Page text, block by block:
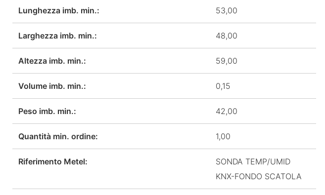
Lunghezza imb. min.: 53,00
Larghezza imb. min.: 48,00
Altezza imb. min.: 59,00
Volume imb. min.: 0,15
Peso imb. min.: 42,00
Quantità min. ordine: 1,00
Riferimento Metel:
SONDA TEMP/UMID
KNX-FONDO SCATOLA